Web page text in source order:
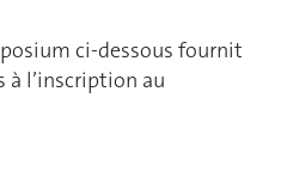
ci-dessous fournit
l’inscription au